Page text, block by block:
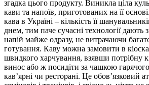
згадка цього продукту. Виникла ціла
кави та напоїв, приготованих на її
кава в Україні – кількість її
днем, тим паче сучасні технології дають
напій майже одразу, не витрачаючи
готування. Каву можна замовити в
швидкого харчування, взявши потрібну
винос або ж посидіти за чашкою
кав’ярні чи ресторані. Це обов’язковий